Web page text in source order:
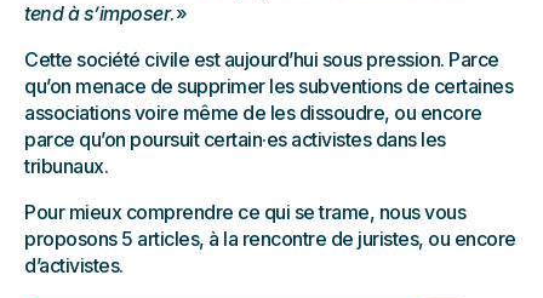
tend à s’imposer. »
Cette société civile est aujourd’hui sous pression. Parce
qu’on menace de supprimer les subventions de certaines
associations voire même de les dissoudre, ou encore
parce qu’on poursuit certain·es activistes dans les
tribunaux.
Pour mieux comprendre ce qui se trame, nous vous
proposons 5 articles, à la rencontre de juristes, ou encore
d’activistes.